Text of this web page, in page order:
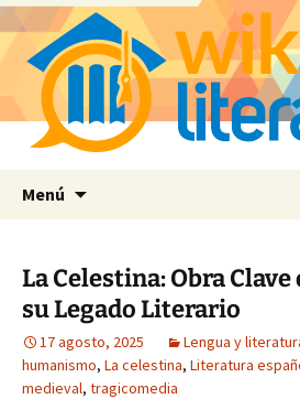
Menú
La Celestina: Obra
su Legado Literario
17 agosto, 2025 Lengua y
humanismo, La celestina, Literatura
medieval, tragicomedia